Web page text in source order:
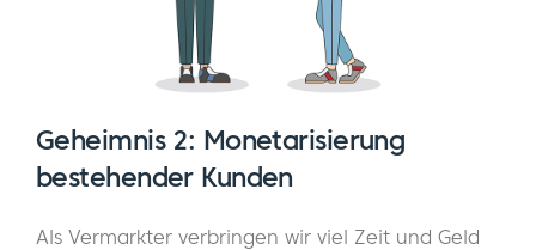
Geheimnis 2: Monetarisierung
bestehender Kunden
Als Vermarkter verbringen wir viel Zeit und Geld